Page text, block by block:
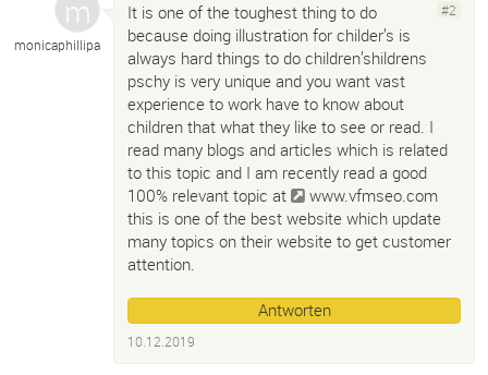
monicaphillipa
#2
It is one of the toughest thing to do
because doing illustration for childer’s is
always hard things to do children’shildrens
pschy is very unique and you want vast
experience to work have to know about
children that what they like to see or read. I
read many blogs and articles which is related
to this topic and I am recently read a good
100% relevant topic at
www.vfmseo.com
this is one of the best website which update
many topics on their website to get customer
attention.
Antworten
10.12.2019